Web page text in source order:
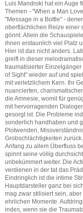
Luis Mandroki hat ein Auge
Themen - "When a Man
"Message in a Bottle" -
oberflächlichen Reize einer
gönnt. Allein die
ihnen erstaunlich viel Platz
Hier ist das nicht anders.
greift in dieser
traumatisierter
of Sight" wieder auf und
mit verletzlichem Kern. Ihr
nuancierten,
die Amnesie, womit für
mit hervorragenden
gesorgt ist. Die Probleme
sonderlich handhaben und
Plotwenden,
Grobschlächtigkeiten
Anfang zu allem Überfluss
spinnt seine völlig
unbekümmert weiter. Die
verdienen in der tat das
Eindringlich ist die intime
Hauptdarsteller ganz bei
mag zwar stilisiert sein,
ehrlichen Momente.
indes, wenn sie die